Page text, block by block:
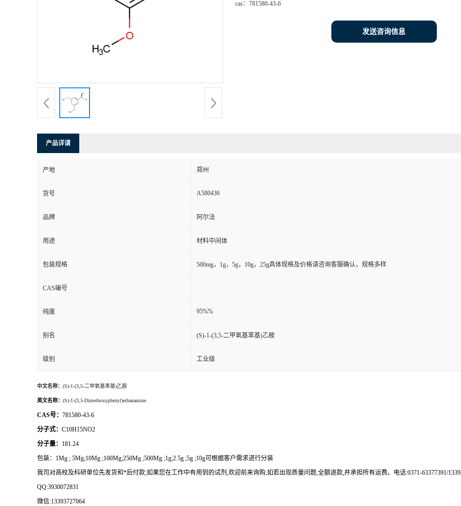
cas： 781580-43-6
发送咨询信息
产品详请
产地 郑州
货号 A580436
品牌 阿尔法
用途 材料中间体
包装规格 500mg，1g，5g，10g，25g具体规格及价格请咨询客服确认，规格多样
CAS编号
纯度 95%%
别名 (S)-1-(3,5-二甲氧基苯基)乙胺
级别 工业级
中文名称： (S)-1-(3,5-二甲氧基苯基)乙胺
英文名称： (S)-1-(3,5-Dimethoxyphenyl)ethanamine
CAS号： 781580-43-6
分子式： C10H15NO2
分子量： 181.24
包装： 1Mg ; 5Mg;10Mg ;100Mg;250Mg ;500Mg ;1g;2.5g ;5g ;10g可根据客户需求进行分装
我司对高校及科研单位先发货和*后付款;如果您在工作中有用到的试剂,欢迎前来询购,如若出现质量问题,全额退款,并承担所有运费。电话:0371-63377391/
QQ:3930072831
微信:13393727064